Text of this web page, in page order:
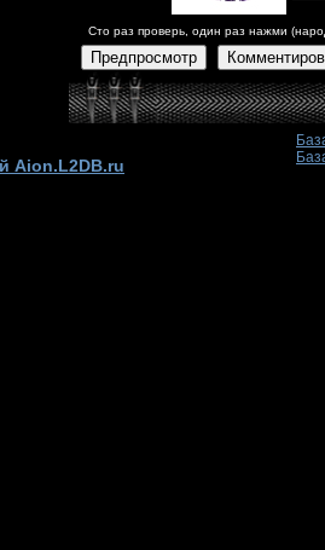
Сто раз проверь, один раз нажми
Предпросмотр
Aion.L2DB.ru